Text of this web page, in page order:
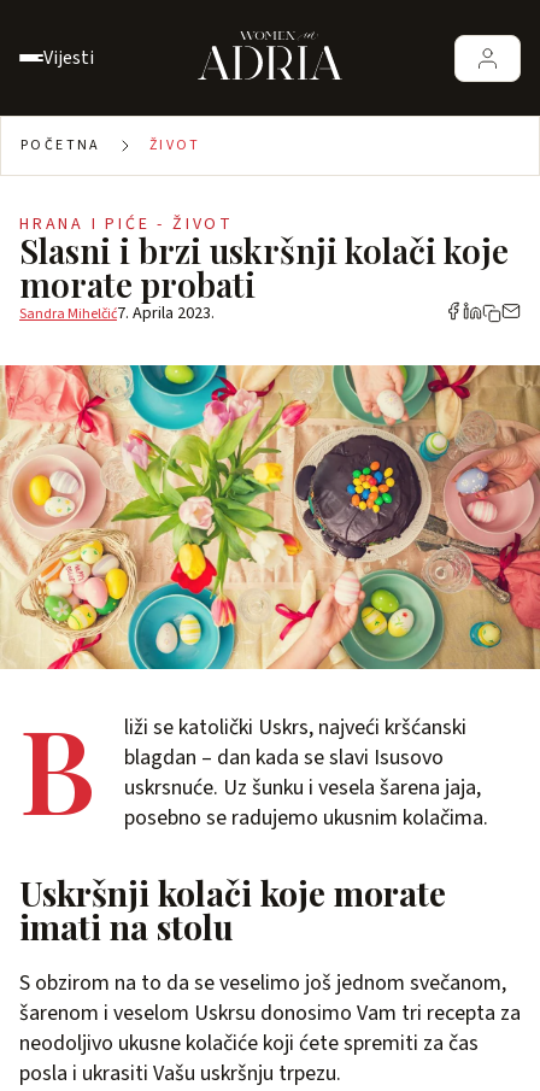
Vijesti
POČETNA ŽIVOT
HRANA I PIĆE - ŽIVOT
Slasni i brzi uskršnji kolači koje
morate probati
Sandra Mihelčić7. Aprila 2023.
B
liži se katolički Uskrs, najveći kršćanski
blagdan – dan kada se slavi Isusovo
uskrsnuće. Uz šunku i vesela šarena jaja,
posebno se radujemo ukusnim kolačima.
Uskršnji kolači koje morate
imati na stolu
S obzirom na to da se veselimo još jednom svečanom,
šarenom i veselom Uskrsu donosimo Vam tri recepta za
neodoljivo ukusne kolačiće koji ćete spremiti za čas
posla i ukrasiti Vašu uskršnju trpezu.